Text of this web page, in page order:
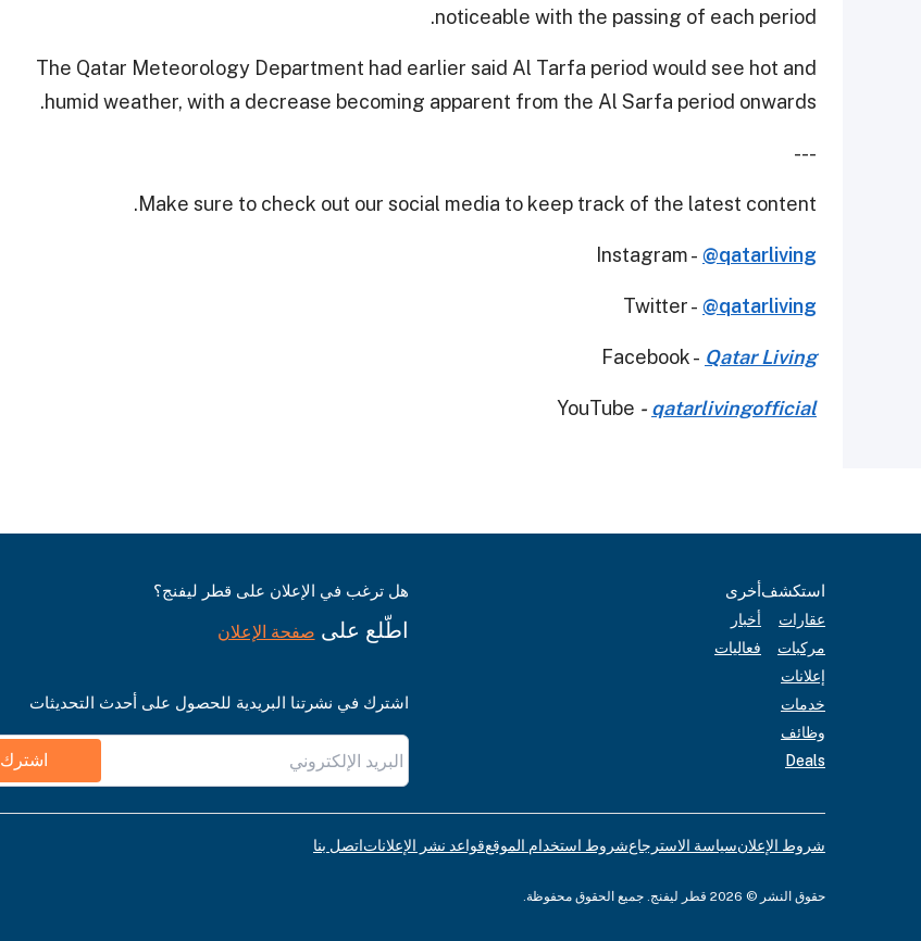
noticeable with the passing of each period.
The Qatar Meteorology Department had earlier said Al Tarfa period would see hot and
humid weather, with a decrease becoming apparent from the Al Sarfa period onwards.
---
Make sure to check out our social media to keep track of the latest content.
Instagram - @qatarliving
Twitter - @qatarliving
Facebook - Qatar Living
YouTube - qatarlivingofficial
استكشف
عقارات
مركبات
إعلانات
خدمات
وظائف
Deals
أخرى
أخبار
فعاليات
هل ترغب في الإعلان على قطر ليفنج؟
اطّلع على صفحة الإعلان
اشترك في نشرتنا البريدية للحصول على أحدث التحديثات
اشترك
شروط الإعلانسياسة الاسترجاعشروط استخدام الموقعقواعد نشر الإعلاناتاتصل بنا
حقوق النشر © 2026 قطر ليفنج. جميع الحقوق محفوظة.